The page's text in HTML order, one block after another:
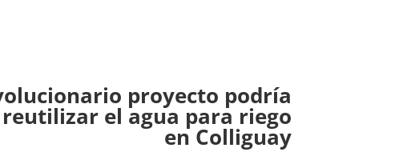
proyecto podría
el agua para riego
en Colliguay